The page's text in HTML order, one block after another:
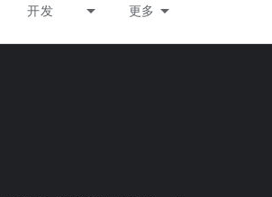
开发 更多